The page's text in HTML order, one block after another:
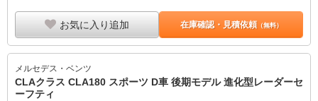
お気に入り追加 在庫確認・見積依頼（無料）
メルセデス・ベンツ
CLAクラス CLA180 スポーツ D車 後期モデル 進化型レーダーセ
ーフティ